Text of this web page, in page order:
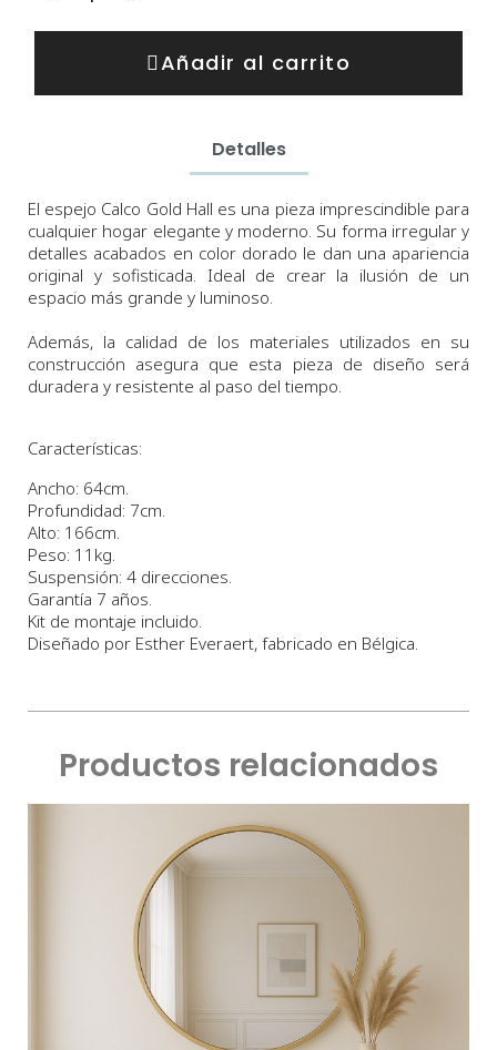
Añadir al carrito
Detalles
El espejo Calco Gold Hall es una pieza imprescindible para
cualquier hogar elegante y moderno. Su forma irregular y
detalles acabados en color dorado le dan una apariencia
original y sofisticada. Ideal de crear la ilusión de un
espacio más grande y luminoso.
Además, la calidad de los materiales utilizados en su
construcción asegura que esta pieza de diseño será
duradera y resistente al paso del tiempo.
Características:
Ancho: 64cm.
Profundidad: 7cm.
Alto: 166cm.
Peso: 11kg.
Suspensión: 4 direcciones.
Garantía 7 años.
Kit de montaje incluido.
Diseñado por Esther Everaert, fabricado en Bélgica.
Productos relacionados